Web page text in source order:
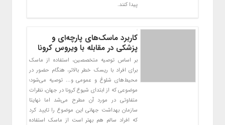
پیدا کنند.
کاربرد ماسک‌های پارچه‌ای و
پزشکی در مقابله با ویروس کرونا
بر اساس توصیه متخصصین، استفاده از ماسک
برای افراد با ریسک خطر بالاتر، هنگام حضور در
محیط‌های شلوغ و عمومی و…. توصیه می‌شود؛
موضوعی که از ابتدای شیوع کرونا در جهان، نظرات
متفاوتی در مورد آن مطرح می‌شد اما نهایتا
سازمان بهداشت جهانی این موضوع را تایید کرد
که افراد سالم هم بهتر است از ماسک استفاده